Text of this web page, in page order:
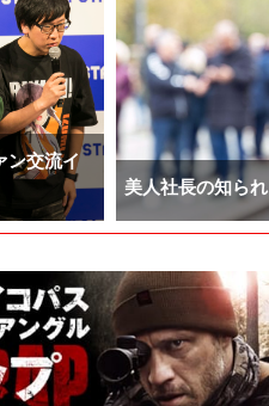
ン交流イ
美人社長の知ら